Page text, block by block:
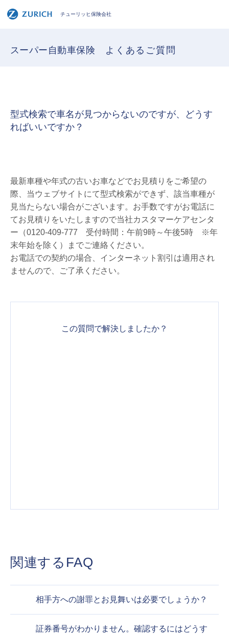
チューリッヒ保険会社
スーパー自動車保険 よくあるご質問
型式検索で車名が見つからないのですが、どうす
ればいいですか？
最新車種や年式の古いお車などでお見積りをご希望の
際、当ウェブサイトにて型式検索ができず、該当車種が
見当たらない場合がございます。お手数ですがお電話に
てお見積りをいたしますので当社カスタマーケアセンタ
ー（0120-409-777 受付時間：午前9時～午後5時 ※年
末年始を除く）までご連絡ください。
お電話での契約の場合、インターネット割引は適用され
ませんので、ご了承ください。
この質問で解決しましたか？
関連するFAQ
相手方への謝罪とお見舞いは必要でしょうか？
証券番号がわかりません。確認するにはどうす